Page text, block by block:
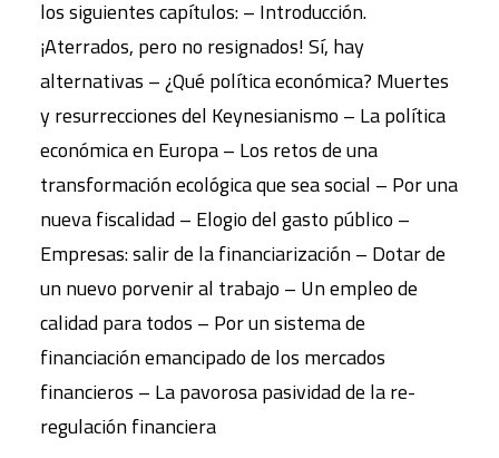
los siguientes capítulos: – Introducción.
¡Aterrados, pero no resignados! Sí, hay
alternativas – ¿Qué política económica? Muertes
y resurrecciones del Keynesianismo – La política
económica en Europa – Los retos de una
transformación ecológica que sea social – Por una
nueva fiscalidad – Elogio del gasto público –
Empresas: salir de la financiarización – Dotar de
un nuevo porvenir al trabajo – Un empleo de
calidad para todos – Por un sistema de
financiación emancipado de los mercados
financieros – La pavorosa pasividad de la re-
regulación financiera